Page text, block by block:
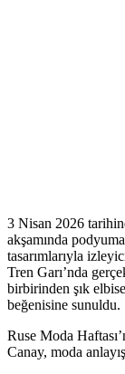
3 Nisan 2026
akşamında
tasarımlarıyla
Tren Garı’nda
birbirinden şık
beğenisine sunuldu.
Ruse Moda
Canay, moda